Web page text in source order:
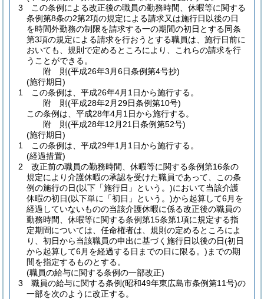
3
この条例による改正後の職員の勤務時間、休暇等に関する
条例第8条の2第2項の規定による請求又は施行日以後の日
を時間外勤務の制限を請求する一の期間の初日とする同条
第3項の規定による請求を行おうとする職員は、施行日前に
おいても、規則で定めるところにより、これらの請求を行
うことができる。
附 則(平成26年3月6日条例第4号抄)
(施行期日)
1
この条例は、平成26年4月1日から施行する。
附 則(平成28年2月29日条例第10号)
この条例は、平成28年4月1日から施行する。
附 則(平成28年12月21日条例第52号)
(施行期日)
1
この条例は、平成29年1月1日から施行する。
(経過措置)
2
改正前の職員の勤務時間、休暇等に関する条例第16条の
規定により介護休暇の承認を受けた職員であって、この条
例の施行の日(以下「施行日」という。)において当該介護
休暇の初日(以下単に「初日」という。)から起算して6月を
経過していないものの当該介護休暇に係る改正後の職員の
勤務時間、休暇等に関する条例第15条第1項に規定する指
定期間については、任命権者は、規則の定めるところによ
り、初日から当該職員の申出に基づく施行日以後の日(初日
から起算して6月を経過する日までの日に限る。) までの期
間を指定するものとする。
(職員の給与に関する条例の一部改正)
3
職員の給与に関する条例(昭和49年東広島市条例第11号)の
一部を次のように改正する。